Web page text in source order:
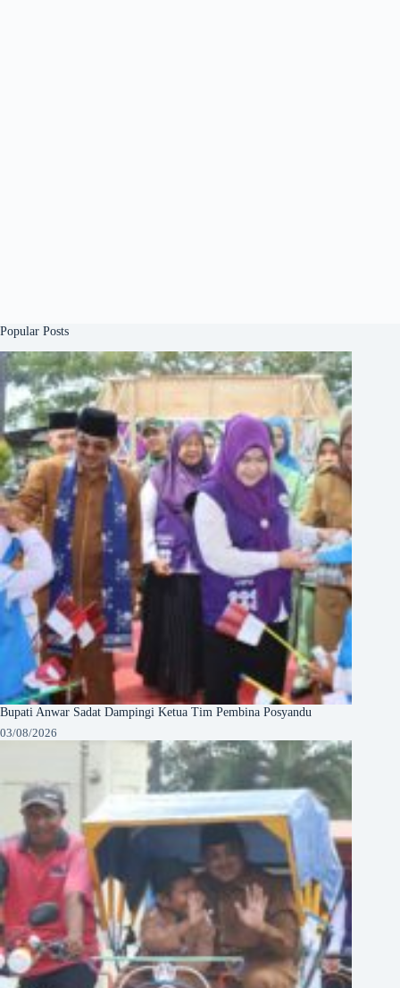
Popular Posts
Bupati Anwar Sadat Dampingi Ketua Tim Pembina Posyandu
03/08/2026